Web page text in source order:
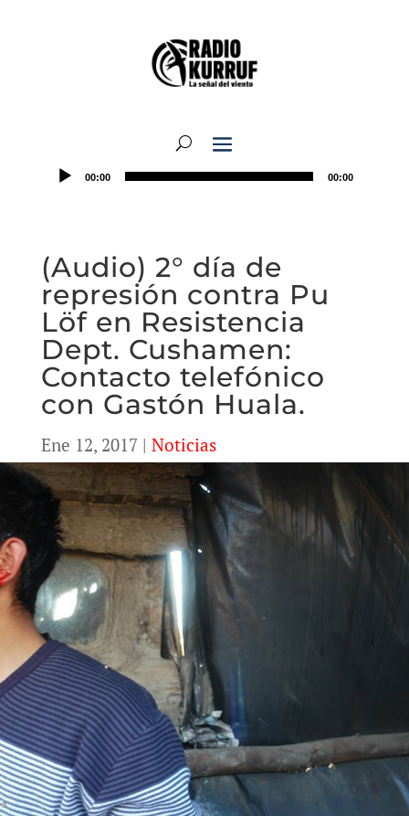
00:00 00:00
(Audio) 2° día de
represión contra Pu
Löf en Resistencia
Dept. Cushamen:
Contacto telefónico
con Gastón Huala.
Ene 12, 2017 | Noticias